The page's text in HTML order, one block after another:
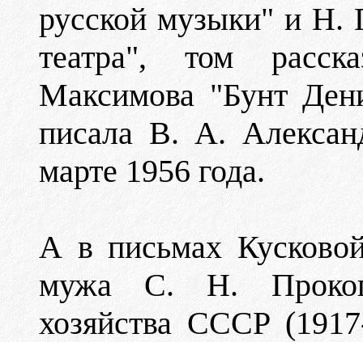
русской музыки" и Н.
театра", том
Максимова "Бунт
писала В. А.
марте 1956 года.
А в письмах
мужа С. Н.
хозяйства СССР